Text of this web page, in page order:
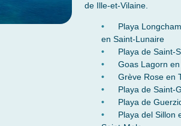
de Ille-et-Vilaine.
Playa
en Saint-Lunaire
Playa de Saint-
Goas Lagorn
Grève Rose en
Playa de Saint-
Playa de
Playa del Sillon